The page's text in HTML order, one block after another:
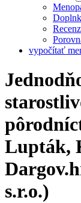
vypočítať
Lupták,
s.r.o.)